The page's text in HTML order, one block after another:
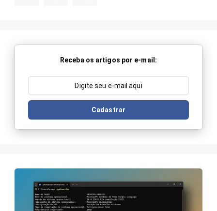
Receba os artigos por e-mail:
Cadastrar